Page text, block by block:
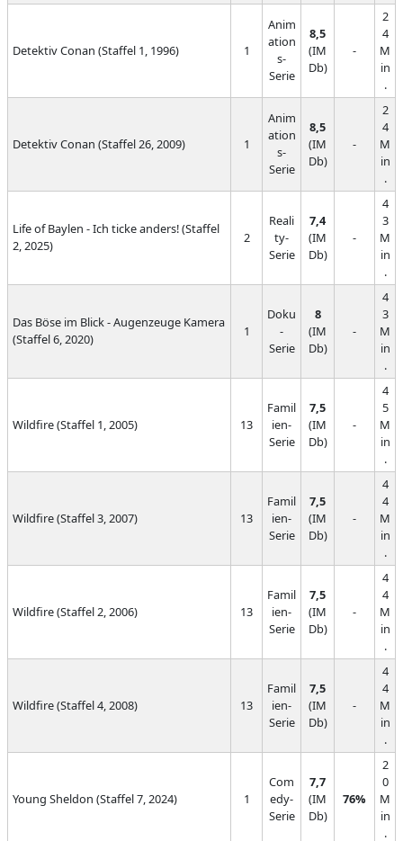
Detektiv Conan (Staffel 1, 1996) 1
Anim
ation
s-
Serie
8,5
(IM
Db)
-
2
4
M
in
.
Detektiv Conan (Staffel 26, 2009) 1
Anim
ation
s-
Serie
8,5
(IM
Db)
-
2
4
M
in
.
Life of Baylen - Ich ticke anders! (Staffel
2, 2025)
2
Reali
ty-
Serie
7,4
(IM
Db)
-
4
3
M
in
.
Das Böse im Blick - Augenzeuge Kamera
(Staffel 6, 2020)
1
Doku
-
Serie
8
(IM
Db)
-
4
3
M
in
.
Wildfire (Staffel 1, 2005) 13
Famil
ien-
Serie
7,5
(IM
Db)
-
4
5
M
in
.
Wildfire (Staffel 3, 2007) 13
Famil
ien-
Serie
7,5
(IM
Db)
-
4
4
M
in
.
Wildfire (Staffel 2, 2006) 13
Famil
ien-
Serie
7,5
(IM
Db)
-
4
4
M
in
.
Wildfire (Staffel 4, 2008) 13
Famil
ien-
Serie
7,5
(IM
Db)
-
4
4
M
in
.
Young Sheldon (Staffel 7, 2024) 1
Com
edy-
Serie
7,7
(IM
Db)
76%
2
0
M
in
.